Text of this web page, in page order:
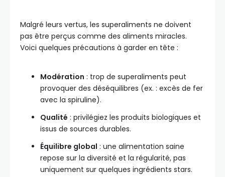
Malgré leurs vertus, les superaliments ne doivent
pas être perçus comme des aliments miracles.
Voici quelques précautions à garder en tête :
Modération : trop de superaliments peut
provoquer des déséquilibres (ex. : excès de fer
avec la spiruline).
Qualité : privilégiez les produits biologiques et
issus de sources durables.
Équilibre global : une alimentation saine
repose sur la diversité et la régularité, pas
uniquement sur quelques ingrédients stars.